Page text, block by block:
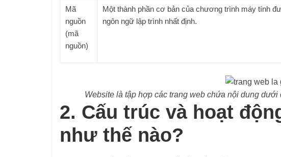
Mã
nguồn
(mã
nguồn)
Một thành phần cơ bản của chương trình máy tính
ngôn ngữ lập trình nhất định.
Website là tập hợp các trang web chứa nội dung
2. Cấu trúc và hoạt
như thế nào?